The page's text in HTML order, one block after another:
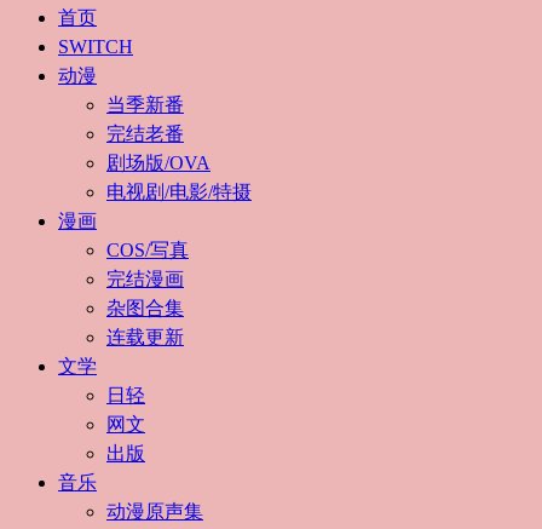
首页
SWITCH
动漫
当季新番
完结老番
剧场版/OVA
电视剧/电影/特摄
漫画
COS/写真
完结漫画
杂图合集
连载更新
文学
日轻
网文
出版
音乐
动漫原声集